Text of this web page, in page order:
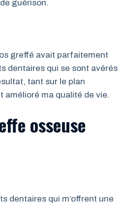
guérison.
greffé avait parfaitement
dentaires qui se sont avérés
tant sur le plan
amélioré ma qualité de vie.
osseuse
dentaires qui m’offrent une